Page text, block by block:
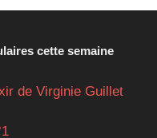
cette semaine
de Virginie Guillet